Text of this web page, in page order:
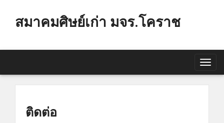
สมาคมศิษย์เก่า มจร.โคราช
ติดต่อ